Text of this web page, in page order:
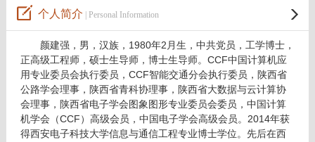
个人简介 | Personal Information
颜建强，男，汉族，1980年2月生，中共党员，工学博士，
正高级工程师，硕士生导师，博士生导师。CCF中国计算机应
用专业委员会执行委员，CCF智能交通分会执行委员，陕西省
公路学会理事，陕西省青科协理事，陕西省大数据与云计算协
会理事，陕西省电子学会图象图形专业委员会委员，中国计算
机学会（CCF）高级会员，中国电子学会高级会员。2014年获
得西安电子科技大学信息与通信工程专业博士学位。先后在西